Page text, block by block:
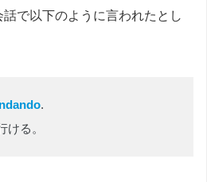
で以下のように言われたとし
.
ける。